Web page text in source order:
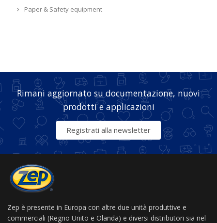
Paper & Safety equipment
Rimani aggiornato su documentazione, nuovi
prodotti e applicazioni
Registrati alla newsletter
Zep è presente in Europa con altre due unità produttive e
commerciali (Regno Unito e Olanda) e diversi distributori sia nel